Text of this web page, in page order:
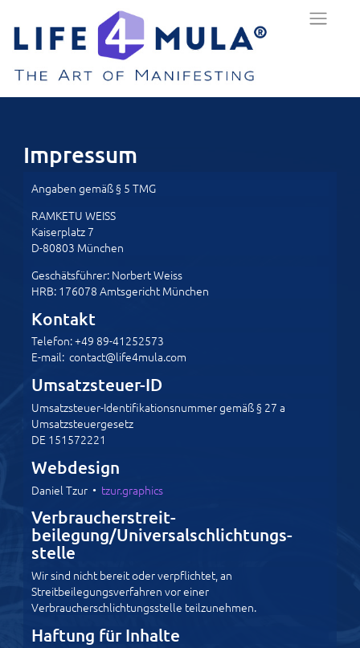
Impressum
Angaben gemäß § 5 TMG
RAMKETU WEISS
Kaiserplatz 7
D-80803 München
Geschätsführer: Norbert Weiss
HRB: 176078 Amtsgericht München
Kontakt
Telefon: +49 89-41252573
E-mail:
Umsatzsteuer-ID
Umsatzsteuer-Identifikationsnummer gemäß § 27 a
Umsatzsteuergesetz
DE 151572221
Webdesign
Daniel Tzur • tzur.graphics
Verbraucher­streit­
beilegung/Universal­schlichtungs­
stelle
Wir sind nicht bereit oder verpflichtet, an
Streitbeilegungsverfahren vor einer
Verbraucherschlichtungsstelle teilzunehmen.
Haftung für Inhalte